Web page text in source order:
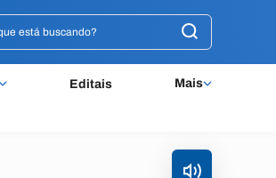
Editais Mais